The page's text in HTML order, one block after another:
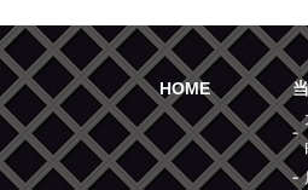
HOME